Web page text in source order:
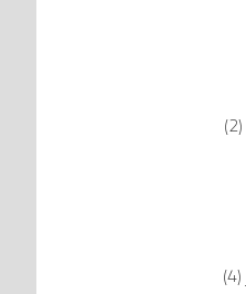
(2)
(4)